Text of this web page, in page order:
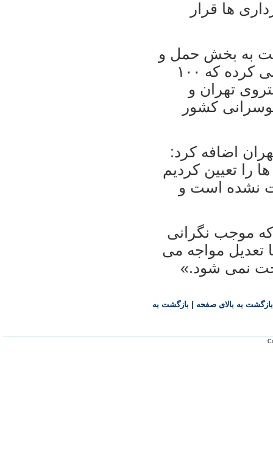
ها قرار
به بخش حمل و
نقل عمومی گفت: «قانون گذار پیش بینی کرده که ۱۰۰
تهران و
اتوبوسرانی کشور
اضافه کرد:
را تعیین کردیم
نشده است و
موجب نگرانی
تعدیل مواجه می
نمی شود.»
بازگشت به بالای صفحه بازگشت به